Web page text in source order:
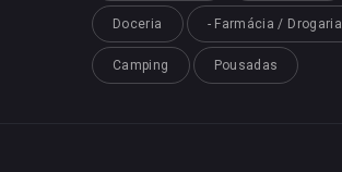
Doceria - Farmácia / Drogaria
Camping Pousadas